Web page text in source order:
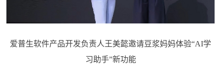
爱普生软件产品开发负责人王美懿邀请豆浆妈妈体验“AI学
习助手”新功能